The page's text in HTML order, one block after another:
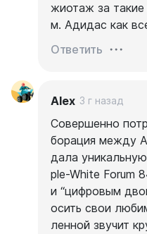
жиотаж за
м. Адидас как
Ответить
Alex 3 г назад
Совершенно
борация между
дала
ple-White Forum
и “цифровым
осить свои
ленной звучит